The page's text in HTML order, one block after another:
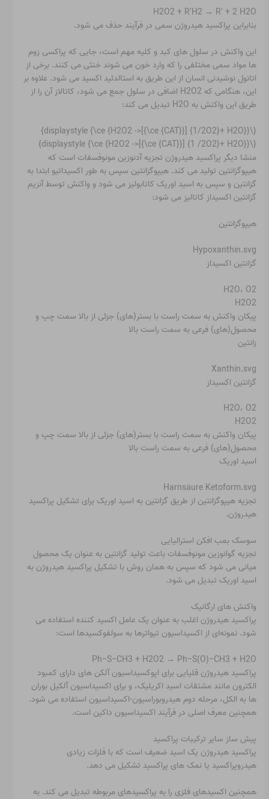
H2O2 + R’H2 → R’ + 2 H2O
بنابراین پراکسید هیدروژن سمی در فرآیند حذف می شود.
این واکنش در سلول های کبد و کلیه مهم است، جایی که پراکسی زوم
ها مواد سمی مختلفی را که وارد خون می شوند خنثی می کنند. برخی از
اتانول نوشیدنی انسان از این طریق به استالدئید اکسید می شود. علاوه بر
این، هنگامی که H2O2 اضافی در سلول جمع می شود، کاتالاز آن را از
طریق این واکنش به H2O تبدیل می کند:
{\displaystyle {\ce {H2O2 ->[{\ce {CAT}}] {1/2O2}+ H2O}}}
{\displaystyle {\ce {H2O2 ->[{\ce {CAT}}] {1 /2O2}+ H2O}}}
منشا دیگر پراکسید هیدروژن تجزیه آدنوزین مونوفسفات است که
هیپوگزانتین تولید می کند. هیپوگزانتین سپس به طور اکسیداتیو ابتدا به
گزانتین و سپس به اسید اوریک کاتابولیز می شود و واکنش توسط آنزیم
گزانتین اکسیداز کاتالیز می شود:
هیپوگزانتین
Hypoxanthin.svg
گزانتین اکسیداز
H2O، O2
H2O2
پیکان واکنش به سمت راست با بستر(های) جزئی از بالا سمت چپ و
محصول(های) فرعی به سمت راست بالا
زانتین
Xanthin.svg
گزانتین اکسیداز
H2O، O2
H2O2
پیکان واکنش به سمت راست با بستر(های) جزئی از بالا سمت چپ و
محصول(های) فرعی به سمت راست بالا
اسید اوریک
Harnsäure Ketoform.svg
تجزیه هیپوگزانتین از طریق گزانتین به اسید اوریک برای تشکیل پراکسید
هیدروژن.
سوسک بمب افکن استرالیایی
تجزیه گوانوزین مونوفسفات باعث تولید گزانتین به عنوان یک محصول
میانی می شود که سپس به همان روش با تشکیل پراکسید هیدروژن به
اسید اوریک تبدیل می شود.
واکنش های ارگانیک
پراکسید هیدروژن اغلب به عنوان یک عامل اکسید کننده استفاده می
شود. نمونه‌ای از اکسیداسیون تیواترها به سولفوکسیدها است:
Ph−S−CH3 + H2O2 → Ph−S(O)−CH3 + H2O
پراکسید هیدروژن قلیایی برای اپوکسیداسیون آلکن های دارای کمبود
الکترون مانند مشتقات اسید اکریلیک، و برای اکسیداسیون آلکیل بوران
ها به الکل، مرحله دوم هیدروبوراسیون-اکسیداسیون استفاده می شود.
همچنین معرف اصلی در فرآیند اکسیداسیون داکین است.
پیش ساز سایر ترکیبات پراکسید
پراکسید هیدروژن یک اسید ضعیف است که با فلزات زیادی
هیدروپراکسید یا نمک های پراکسید تشکیل می دهد.
همچنین اکسیدهای فلزی را به پراکسیدهای مربوطه تبدیل می کند. به